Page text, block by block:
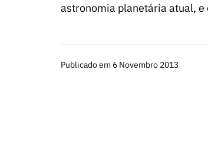
astronomia planetária atual,
Publicado em 6 Novembro 2013